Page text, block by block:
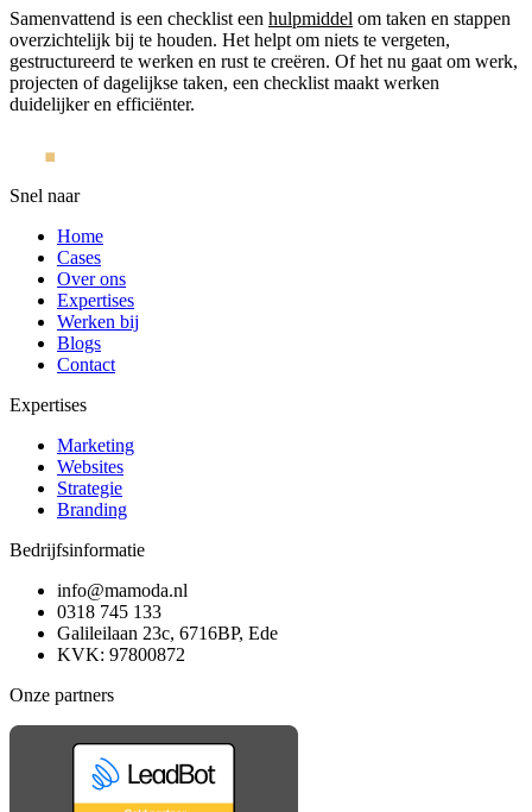
Samenvattend is een checklist een hulpmiddel om taken en stappen
overzichtelijk bij te houden. Het helpt om niets te vergeten,
gestructureerd te werken en rust te creëren. Of het nu gaat om werk,
projecten of dagelijkse taken, een checklist maakt werken
duidelijker en efficiënter.
Snel naar
Home
Cases
Over ons
Expertises
Werken bij
Blogs
Contact
Expertises
Marketing
Websites
Strategie
Branding
Bedrijfsinformatie
info@mamoda.nl
0318 745 133
Galileilaan 23c, 6716BP, Ede
KVK: 97800872
Onze partners